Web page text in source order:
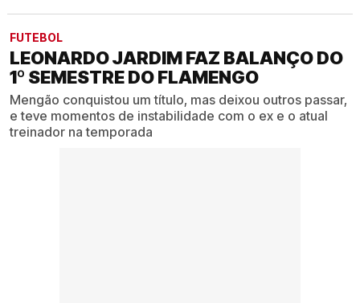
FUTEBOL
LEONARDO JARDIM FAZ BALANÇO DO
1º SEMESTRE DO FLAMENGO
Mengão conquistou um título, mas deixou outros passar,
e teve momentos de instabilidade com o ex e o atual
treinador na temporada